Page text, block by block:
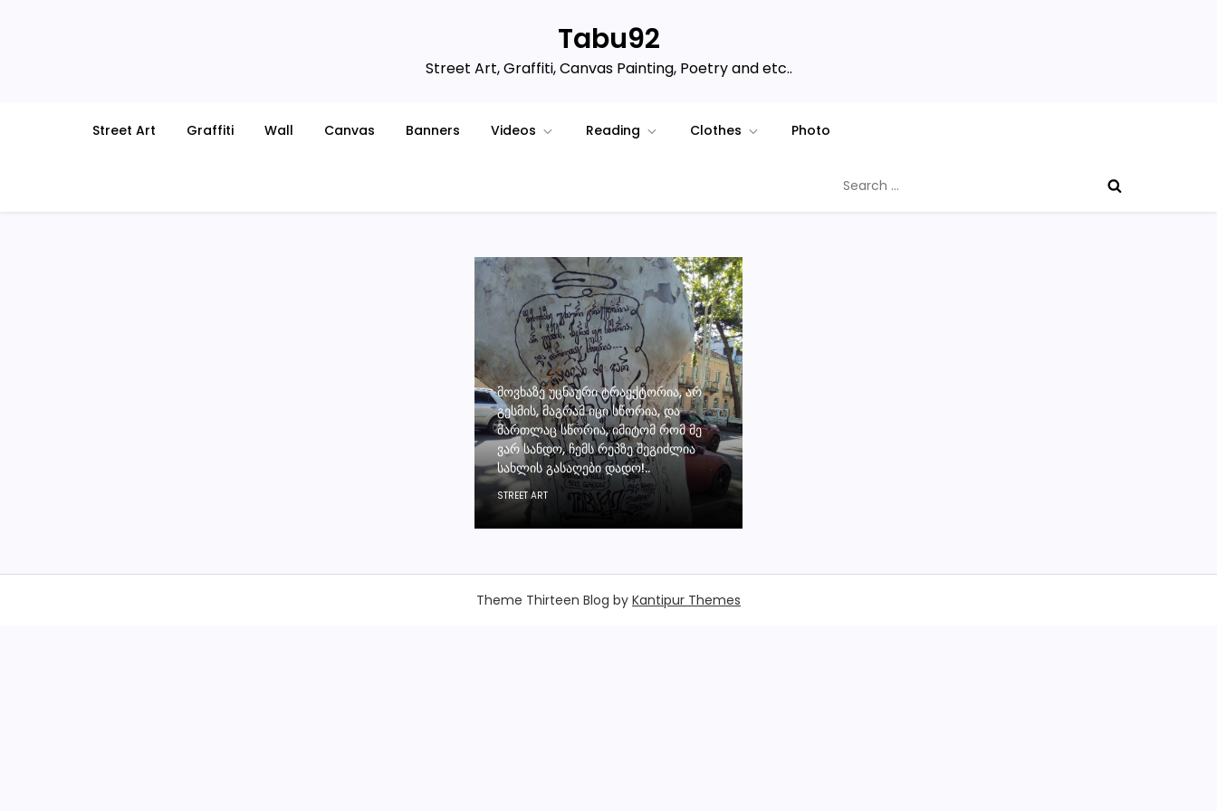
Tabu92
Street Art, Graffiti, Canvas Painting, Poetry and etc..
Street Art Graffiti Wall Canvas Banners Videos Reading Clothes Photo
for:
ᲛᲝᲕᲮᲐᲖᲔ ᲣᲪᲜᲐᲣᲠᲘ ᲢᲠᲐᲔᲥᲢᲝᲠᲘᲐ, ᲐᲠ
ᲒᲔᲡᲛᲘᲡ, ᲛᲐᲒᲠᲐᲛ ᲘᲪᲘ ᲡᲬᲝᲠᲘᲐ, ᲓᲐ
ᲛᲐᲠᲗᲚᲐᲪ ᲡᲬᲝᲠᲘᲐ, ᲘᲛᲘᲢᲝᲛ ᲠᲝᲛ ᲛᲔ
ᲕᲐᲠ ᲡᲐᲜᲓᲝ, ᲩᲔᲛᲡ ᲠᲔᲞᲖᲔ ᲨᲔᲒᲘᲫᲚᲘᲐ
ᲡᲐᲮᲚᲘᲡ ᲒᲐᲡᲐᲦᲔᲑᲘ ᲓᲐᲓᲝ!..
STREET ART
Theme Thirteen Blog by Kantipur Themes